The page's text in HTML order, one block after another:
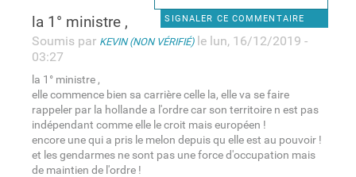
SIGNALER CE COMMENTAIRE
la 1° ministre ,
Soumis par KEVIN (NON VÉRIFIÉ)le lun, 16/12/2019 -
03:27
la 1° ministre ,
elle commence bien sa carrière celle la, elle va se faire
rappeler par la hollande a l'ordre car son territoire n est pas
indépendant comme elle le croit mais européen !
encore une qui a pris le melon depuis qu elle est au pouvoir !
et les gendarmes ne sont pas une force d'occupation mais
de maintien de l'ordre !